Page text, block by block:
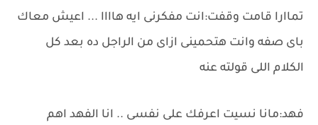
تماارا قامت وقفت:انت مفكرنى ايه هاااا ... اعيش معاك
باى صفه وانت هتحمينى ازاى من الراجل ده بعد كل
الكلام اللى قولته عنه
فهد:مانا نسيت اعرفك على نفسى .. انا الفهد اهم